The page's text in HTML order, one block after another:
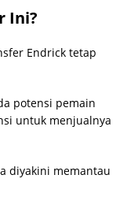
Ini?
Endrick tetap
potensi pemain
untuk menjualnya
diyakini memantau